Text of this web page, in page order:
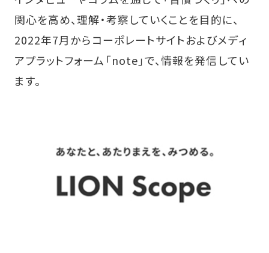
関心を高め、理解・考察していくことを目的に、
2022年7月からコーポレートサイトおよびメディ
アプラットフォーム「note」で、情報を発信してい
ます。